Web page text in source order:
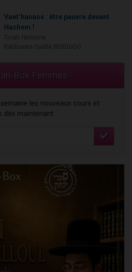
Vaet’hanane : être pauvre devant
Hachem !
Box Femmes
les nouveaux cours et
dès maintenant :